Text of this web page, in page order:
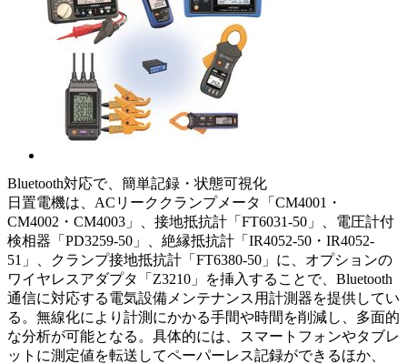
Bluetooth対応で、簡単記録・状態可視化
日置電機は、ACリーククランプメータ「CM4001・
CM4002・CM4003」、接地抵抗計「FT6031-50」、電圧計付
検相器「PD3259-50」、絶縁抵抗計「IR4052-50・IR4052-
51」、クランプ接地抵抗計「FT6380-50」に、オプションの
ワイヤレスアダプタ「Z3210」を挿入することで、Bluetooth
通信に対応する電気設備メンテナンス用計測器を提供してい
る。無線化により計測にかかる手間や時間を削減し、多面的
な分析が可能となる。具体的には、スマートフォンやタブレ
ットに測定値を転送してペーパーレス記録ができるほか、